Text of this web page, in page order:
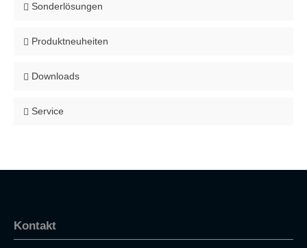
Sonderlösungen
Produktneuheiten
Downloads
Service
Kontakt